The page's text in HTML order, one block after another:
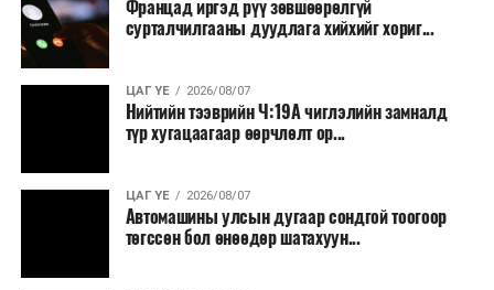
Францад иргэд рүү зөвшөөрөлгүй
сурталчилгааны дуудлага хийхийг хориг...
ЦАГ ҮЕ 2026/08/07
Нийтийн тээврийн Ч:19А чиглэлийн замналд
түр хугацаагаар өөрчлөлт ор...
ЦАГ ҮЕ 2026/08/07
Автомашины улсын дугаар сондгой тоогоор
төгссөн бол өнөөдөр шатахуун...